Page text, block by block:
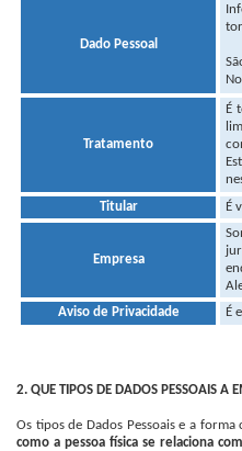
Dado Pessoal
Tratamento
É
Titular
É
Empresa
Aviso de Privacidade
É
2. QUE TIPOS DE DADOS PESSOAIS A
Os tipos de Dados Pessoais e a forma
como a pessoa física se relaciona